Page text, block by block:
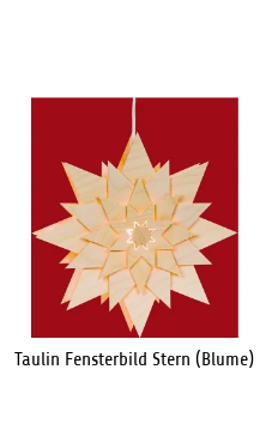
Taulin Fensterbild Stern (Blume)